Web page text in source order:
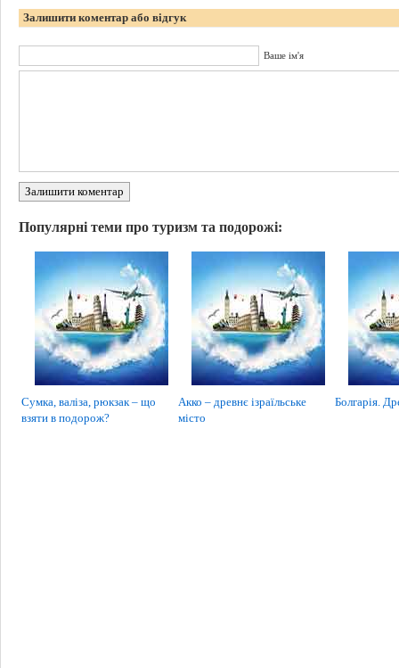
Залишити коментар або відгук
Ваше ім'я
Залишити коментар
Популярні теми про туризм та подорожі:
Сумка, валіза, рюкзак – що
взяти в подорож?
Акко – древнє ізраїльське
місто
Болгарія.